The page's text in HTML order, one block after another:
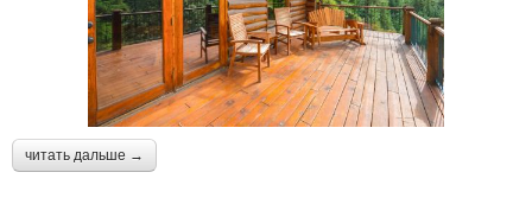
читать дальше →